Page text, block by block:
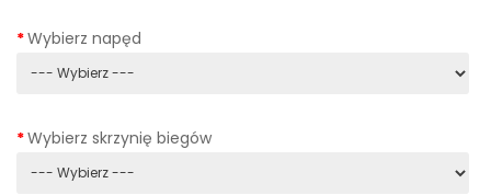
Wybierz napęd
Wybierz skrzynię biegów